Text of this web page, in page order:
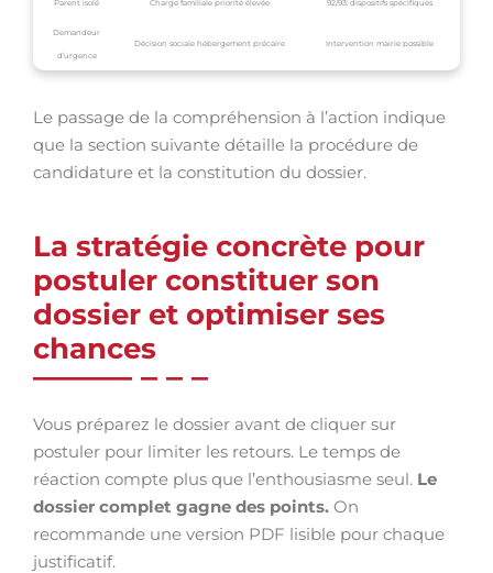
Parent isolé Charge familiale priorité élevée 92/93: dispositifs spécifiques
Demandeur
d’urgence
Décision sociale hébergement précaire Intervention mairie possible
Le passage de la compréhension à l’action indique
que la section suivante détaille la procédure de
candidature et la constitution du dossier.
La stratégie concrète pour
postuler constituer son
dossier et optimiser ses
chances
Vous préparez le dossier avant de cliquer sur
postuler pour limiter les retours. Le temps de
réaction compte plus que l’enthousiasme seul. Le
dossier complet gagne des points. On
recommande une version PDF lisible pour chaque
justificatif.